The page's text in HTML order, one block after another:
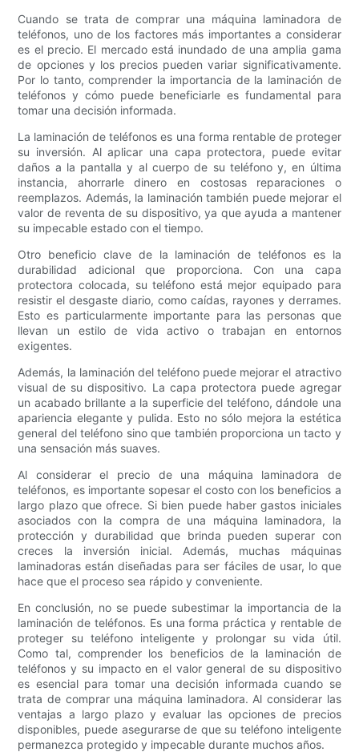
Cuando se trata de comprar una máquina laminadora de
teléfonos, uno de los factores más importantes a considerar
es el precio. El mercado está inundado de una amplia gama
de opciones y los precios pueden variar significativamente.
Por lo tanto, comprender la importancia de la laminación de
teléfonos y cómo puede beneficiarle es fundamental para
tomar una decisión informada.
La laminación de teléfonos es una forma rentable de proteger
su inversión. Al aplicar una capa protectora, puede evitar
daños a la pantalla y al cuerpo de su teléfono y, en última
instancia, ahorrarle dinero en costosas reparaciones o
reemplazos. Además, la laminación también puede mejorar el
valor de reventa de su dispositivo, ya que ayuda a mantener
su impecable estado con el tiempo.
Otro beneficio clave de la laminación de teléfonos es la
durabilidad adicional que proporciona. Con una capa
protectora colocada, su teléfono está mejor equipado para
resistir el desgaste diario, como caídas, rayones y derrames.
Esto es particularmente importante para las personas que
llevan un estilo de vida activo o trabajan en entornos
exigentes.
Además, la laminación del teléfono puede mejorar el atractivo
visual de su dispositivo. La capa protectora puede agregar
un acabado brillante a la superficie del teléfono, dándole una
apariencia elegante y pulida. Esto no sólo mejora la estética
general del teléfono sino que también proporciona un tacto y
una sensación más suaves.
Al considerar el precio de una máquina laminadora de
teléfonos, es importante sopesar el costo con los beneficios a
largo plazo que ofrece. Si bien puede haber gastos iniciales
asociados con la compra de una máquina laminadora, la
protección y durabilidad que brinda pueden superar con
creces la inversión inicial. Además, muchas máquinas
laminadoras están diseñadas para ser fáciles de usar, lo que
hace que el proceso sea rápido y conveniente.
En conclusión, no se puede subestimar la importancia de la
laminación de teléfonos. Es una forma práctica y rentable de
proteger su teléfono inteligente y prolongar su vida útil.
Como tal, comprender los beneficios de la laminación de
teléfonos y su impacto en el valor general de su dispositivo
es esencial para tomar una decisión informada cuando se
trata de comprar una máquina laminadora. Al considerar las
ventajas a largo plazo y evaluar las opciones de precios
disponibles, puede asegurarse de que su teléfono inteligente
permanezca protegido y impecable durante muchos años.